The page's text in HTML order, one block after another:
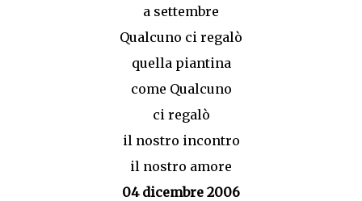
a settembre
Qualcuno ci regalò
quella piantina
come Qualcuno
ci regalò
il nostro incontro
il nostro amore
04 dicembre 2006